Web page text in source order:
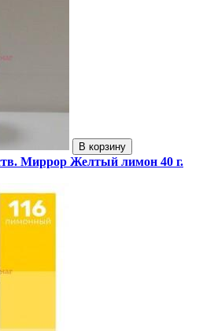
В корзину
Миррор Желтый лимон 40 г.